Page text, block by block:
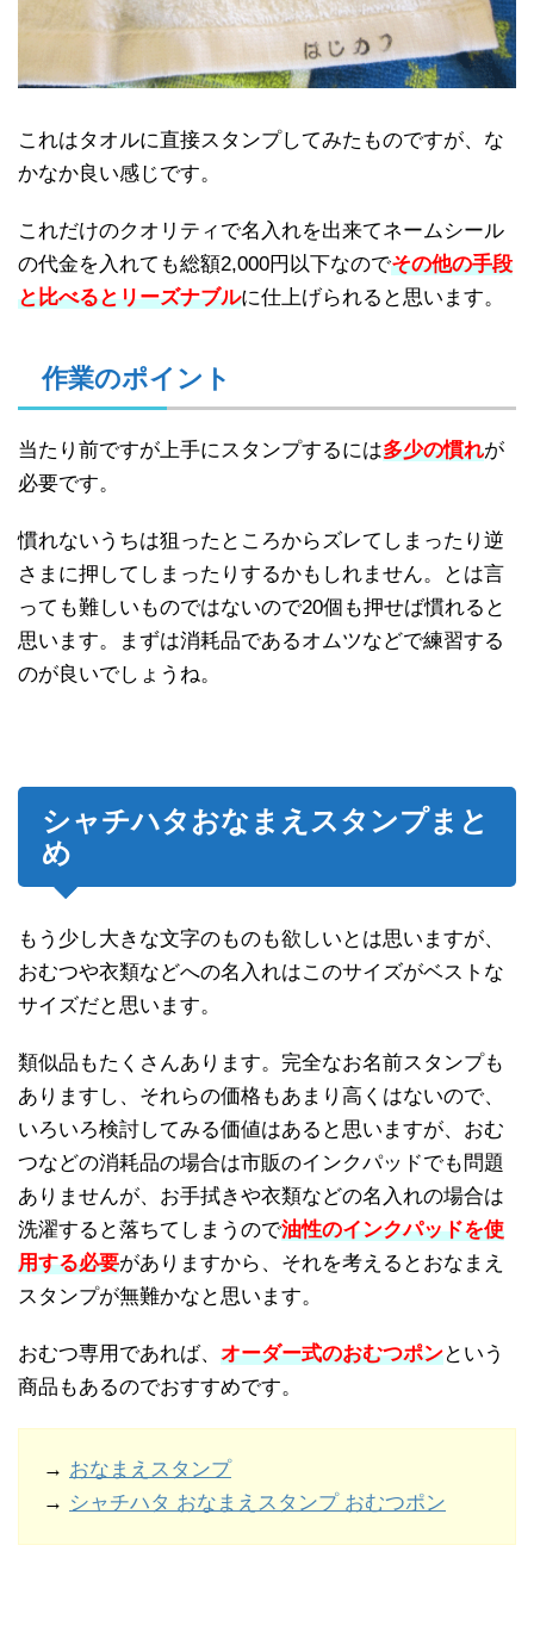
これはタオルに直接スタンプしてみたものですが、な
かなか良い感じです。
これだけのクオリティで名入れを出来てネームシール
の代金を入れても総額2,000円以下なのでその他の手段
と比べるとリーズナブルに仕上げられると思います。
作業のポイント
当たり前ですが上手にスタンプするには多少の慣れが
必要です。
慣れないうちは狙ったところからズレてしまったり逆
さまに押してしまったりするかもしれません。とは言
っても難しいものではないので20個も押せば慣れると
思います。まずは消耗品であるオムツなどで練習する
のが良いでしょうね。
シャチハタおなまえスタンプまと
め
もう少し大きな文字のものも欲しいとは思いますが、
おむつや衣類などへの名入れはこのサイズがベストな
サイズだと思います。
類似品もたくさんあります。完全なお名前スタンプも
ありますし、それらの価格もあまり高くはないので、
いろいろ検討してみる価値はあると思いますが、おむ
つなどの消耗品の場合は市販のインクパッドでも問題
ありませんが、お手拭きや衣類などの名入れの場合は
洗濯すると落ちてしまうので油性のインクパッドを使
用する必要がありますから、それを考えるとおなまえ
スタンプが無難かなと思います。
おむつ専用であれば、 オーダー式のおむつポンという
商品もあるのでおすすめです。
→ おなまえスタンプ
→ シャチハタ おなまえスタンプ おむつポン